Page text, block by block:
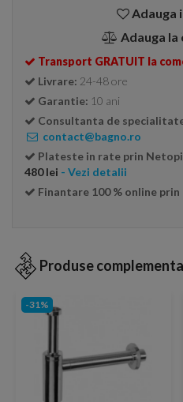
Adauga
Adauga
Transport GRATUIT la
Livrare: 24-48 ore
Garantie: 10 ani
Consultanta de
contact@bagno.ro
Plateste in rate prin
480 lei - Vezi detalii
Finantare 100 % online
Produse
-31%